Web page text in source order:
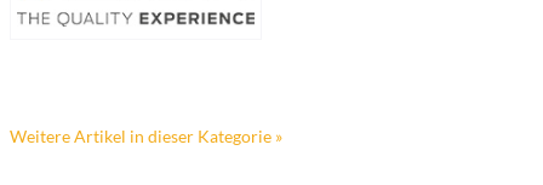
Weitere Artikel in dieser Kategorie »